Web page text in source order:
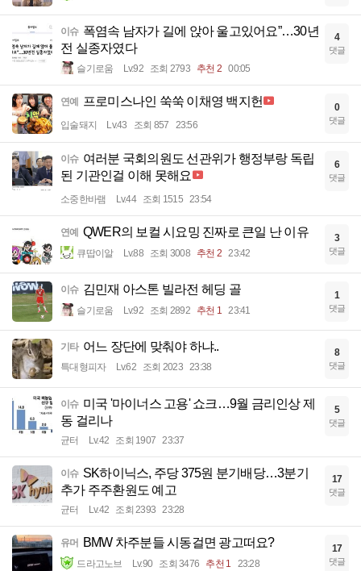
이슈 폭염속 남자가 길에 앉아 울고있어요”…30년
전 실종자였다
슬기로움 Lv.92 조회 2793 추천 2 00:05
4
댓글
연예 프로미스나인 쑥쑥 이채영 백지헌
입술돼지 Lv.43 조회 857 23:56
0
댓글
이슈 여러분 국회의원도 선관위가 행정부랑 독립
된 기관인걸 이해 못해요
소중한바램 Lv.44 조회 1515 23:54
6
댓글
연예 QWER의 보컬 시요밍 진짜로 큰일 난 이유
큐땁이알 Lv.88 조회 3008 추천 2 23:42
3
댓글
이슈 김민재 아스톤 빌라전 헤딩 골
슬기로움 Lv.92 조회 2892 추천 1 23:41
1
댓글
기타 어느 장단에 맞춰야 하냐..
특대형피자 Lv.62 조회 2023 23:38
8
댓글
이슈 미국 '마이너스 고용' 쇼크…9월 금리인상 제
동 걸리나
균터 Lv.42 조회 1907 23:37
5
댓글
이슈 SK하이닉스, 주당 375원 분기배당…3분기
추가 주주환원도 예고
균터 Lv.42 조회 2393 23:28
17
댓글
유머 BMW 차주분들 시동걸면 광고떠요?
드라고노브 Lv.90 조회 3476 추천 1 23:28
17
댓글